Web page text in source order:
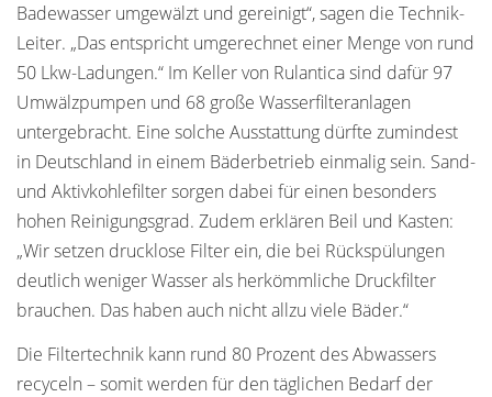
Badewasser umgewälzt und gereinigt“, sagen die Technik-
Leiter. „Das entspricht umgerechnet einer Menge von rund
50 Lkw-Ladungen.“ Im Keller von Rulantica sind dafür 97
Umwälzpumpen und 68 große Wasserfilteranlagen
untergebracht. Eine solche Ausstattung dürfte zumindest
in Deutschland in einem Bäderbetrieb einmalig sein. Sand-
und Aktivkohlefilter sorgen dabei für einen besonders
hohen Reinigungsgrad. Zudem erklären Beil und Kasten:
„Wir setzen drucklose Filter ein, die bei Rückspülungen
deutlich weniger Wasser als herkömmliche Druckfilter
brauchen. Das haben auch nicht allzu viele Bäder.“
Die Filtertechnik kann rund 80 Prozent des Abwassers
recyceln – somit werden für den täglichen Bedarf der